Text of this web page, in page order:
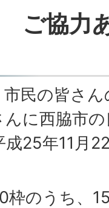
ご協力
民の皆さ
に西脇市
成25年11月
のうち、